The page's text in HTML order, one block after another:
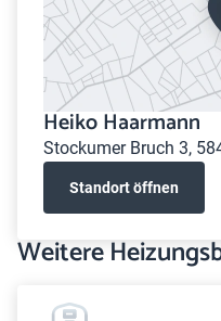
Heiko Haarmann
Stockumer Bruch 3,
Standort öffnen
Weitere